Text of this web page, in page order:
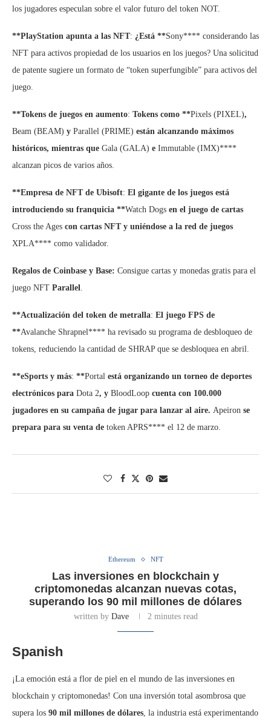
los jugadores especulan sobre el valor futuro del token NOT.
**PlayStation apunta a las NFT: ¿Está **Sony**** considerando las
NFT para activos propiedad de los usuarios en los juegos? Una solicitud
de patente sugiere un formato de “token superfungible” para activos del
juego.
**Tokens de juegos en aumento: Tokens como **Pixels (PIXEL),
Beam (BEAM) y Parallel (PRIME) están alcanzando máximos
históricos, mientras que Gala (GALA) e Immutable (IMX)****
alcanzan picos de varios años.
**Empresa de NFT de Ubisoft: El gigante de los juegos está
introduciendo su franquicia **Watch Dogs en el juego de cartas
Cross the Ages con cartas NFT y uniéndose a la red de juegos
XPLA**** como validador.
Regalos de Coinbase y Base: Consigue cartas y monedas gratis para el
juego NFT Parallel.
**Actualización del token de metralla: El juego FPS de
**Avalanche Shrapnel**** ha revisado su programa de desbloqueo de
tokens, reduciendo la cantidad de SHRAP que se desbloquea en abril.
**eSports y más: **Portal está organizando un torneo de deportes
electrónicos para Dota 2, y BloodLoop cuenta con 100.000
jugadores en su campaña de jugar para lanzar al aire. Apeiron se
prepara para su venta de token APRS**** el 12 de marzo.
Ethereum NFT
Las inversiones en blockchain y
criptomonedas alcanzan nuevas cotas,
superando los 90 mil millones de dólares
written by Dave 2 minutes read
Spanish
¡La emoción está a flor de piel en el mundo de las inversiones en
blockchain y criptomonedas! Con una inversión total asombrosa que
supera los 90 mil millones de dólares, la industria está experimentando